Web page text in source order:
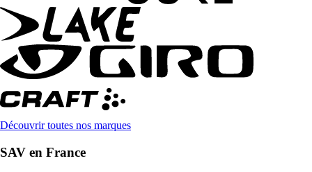
Découvrir toutes nos marques
SAV en France